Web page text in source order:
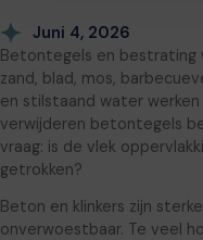
Juni 4, 2026
Betontegels en bestrating
zand, blad, mos,
en stilstaand water
verwijderen betontegels
vraag: is de vlek
getrokken?
Beton en klinkers zijn
onverwoestbaar. Te veel